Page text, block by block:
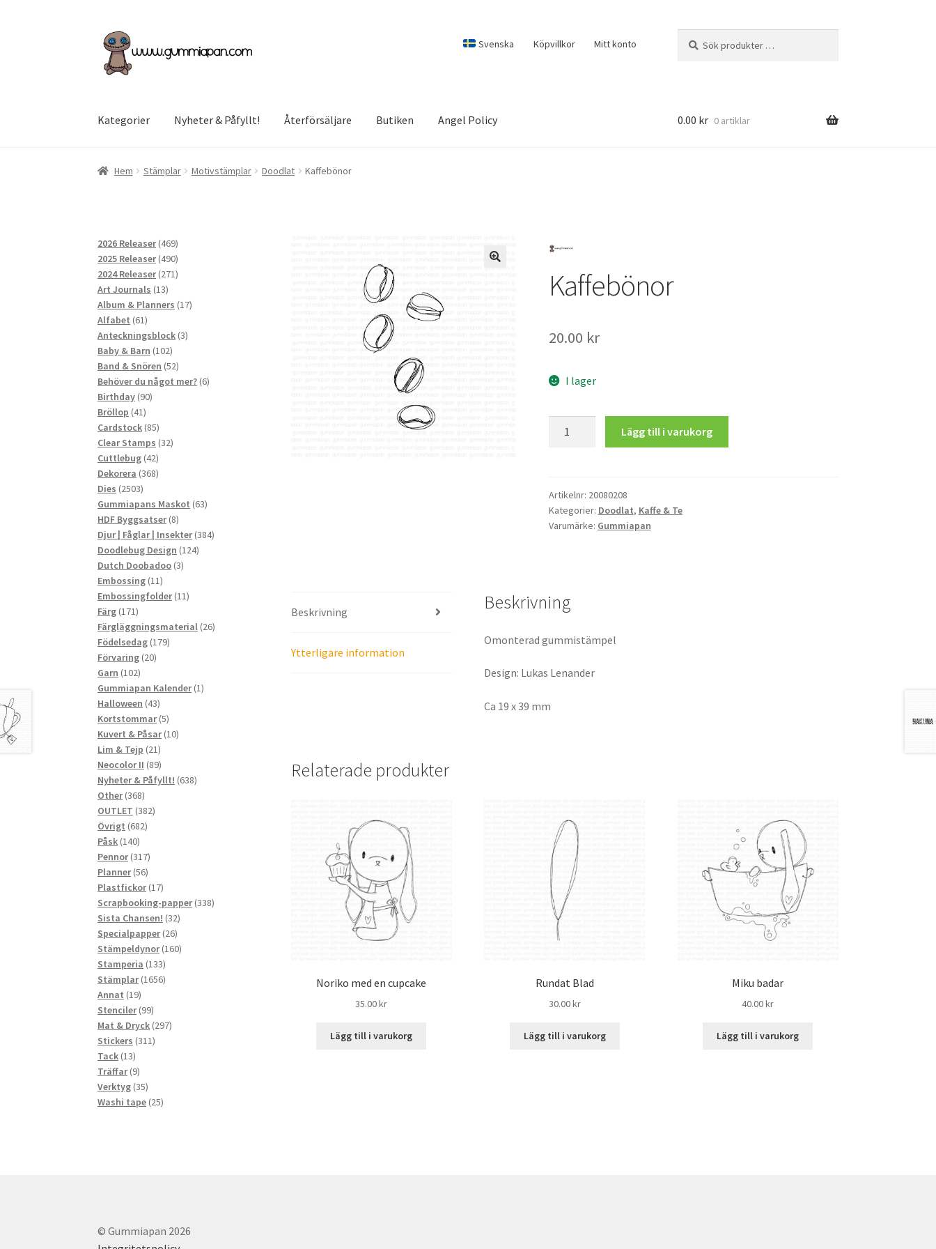
Hoppa
till
navigering
Hoppa
till
innehåll
Svenska Köpvillkor Mitt konto
efter:
Kategorier Nyheter & Påfyllt! Återförsäljare Butiken Angel Policy 0.00 kr 0 artiklar
Hem Stämplar Motivstämplar Doodlat Kaffebönor
Kaffebönor
20.00 kr
I lager
Lägg till i varukorg
Artikelnr: 20080208
Kategorier: Doodlat, Kaffe & Te
Varumärke: Gummiapan
Beskrivning
Ytterligare information
Beskrivning
Omonterad gummistämpel
Design: Lukas Lenander
Ca 19 x 39 mm
Relaterade produkter
Noriko med en cupcake
35.00kr
Lägg till i varukorg
Rundat Blad
30.00kr
Lägg till i varukorg
Miku badar
40.00kr
Lägg till i varukorg
2026 Releaser 469469
produkter
2025 Releaser 490490
produkter
2024 Releaser 271271
Art Journals 1313
produkter
Album & Planners 1717
Alfabet 6161
produkter
Anteckningsblock 33
Baby & Barn 102102
produkter
Band & Snören 5252
produkter
Behöver du något mer? 66
Birthday 9090
Bröllop 4141
produkter
Cardstock 8585
produkter
Clear Stamps 3232
Cuttlebug 4242
produkter
Dekorera 368368
Dies 25032503
produkter
Gummiapans Maskot 6363
HDF Byggsatser 88
produkter
Djur | Fåglar | Insekter 384384
Doodlebug Design 124124
Dutch Doobadoo 33
Embossing 1111
produkter
Embossingfolder 1111
Färg 171171
produkter
Färgläggningsmaterial 2626
Födelsedag 179179
Förvaring 2020
Garn 102102
produkter
Gummiapan Kalender 11
Halloween 4343
produkter
Kortstommar 55
produkter
Kuvert & Påsar 1010
Lim & Tejp 2121
produkter
Neocolor II 8989
produkter
Nyheter & Påfyllt! 638638
Other 368368
produkter
OUTLET 382382
Övrigt 682682
Påsk 140140
produkter
Pennor 317317
produkter
Planner 5656
produkter
Plastfickor 1717
produkter
Scrapbooking-papper 338338
Sista Chansen! 3232
Specialpapper 2626
produkter
Stämpeldynor 160160
Stamperia 133133
produkter
Stämplar 16561656
Annat 1919
produkter
Stenciler 9999
produkter
Mat & Dryck 297297
Stickers 311311
Tack 1313
produkter
Träffar 99
produkter
Verktyg 3535
produkter
Washi tape 2525
© Gummiapan 2026